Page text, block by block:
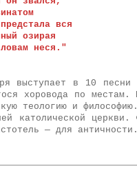
вся
озирая
неся."
выступает в 10 песни
хоровода по местам.
теологию и
католической
— для